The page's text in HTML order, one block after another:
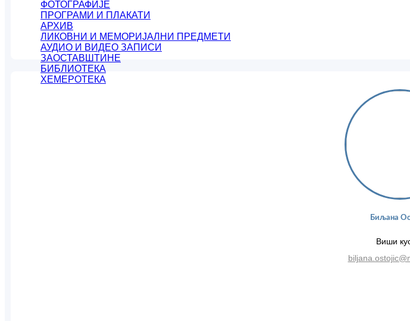
ФОТОГРАФИЈЕ
ПРОГРАМИ И ПЛАКАТИ
АРХИВ
ЛИКОВНИ И МЕМОРИЈАЛНИ ПРЕДМЕТИ
АУДИО И ВИДЕО ЗАПИСИ
ЗАОСТАВШТИНЕ
БИБЛИОТЕКА
ХЕМЕРОТЕКА
Биљана
Виши